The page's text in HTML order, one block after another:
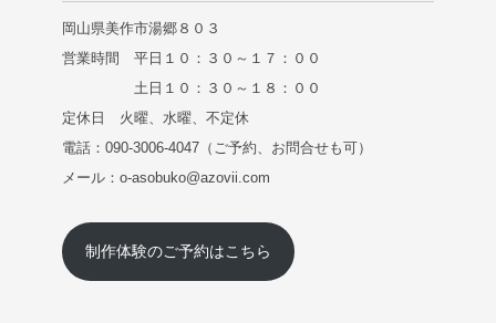
岡山県美作市湯郷８０３
営業時間 平日１０：３０～１７：００
土日１０：３０～１８：００
定休日 火曜、水曜、不定休
電話：090-3006-4047（ご予約、お問合せも可）
メール：o-asobuko@azovii.com
制作体験のご予約はこちら